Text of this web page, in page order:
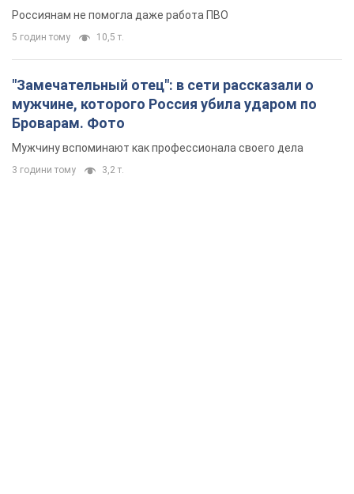
Россиянам не помогла даже работа ПВО
5 годин тому 10,5 т.
"Замечательный отец": в сети рассказали о
мужчине, которого Россия убила ударом по
Броварам. Фото
Мужчину вспоминают как профессионала своего дела
3 години тому 3,2 т.